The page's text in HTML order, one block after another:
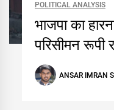
POLITICAL ANALYSIS
भाजपा का
परिसीमन रूपी
ANSAR IMRAN